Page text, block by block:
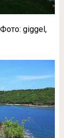
giggel,